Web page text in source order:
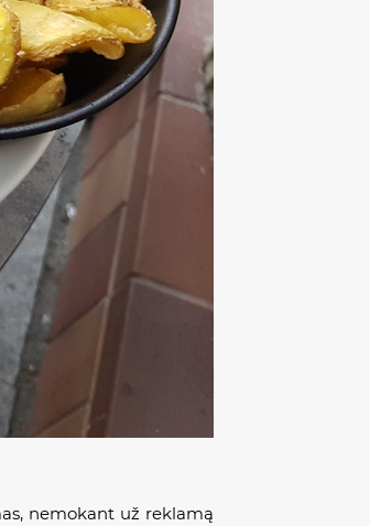
nemokant už reklamą